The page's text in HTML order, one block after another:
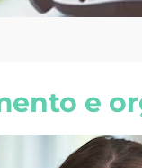
e